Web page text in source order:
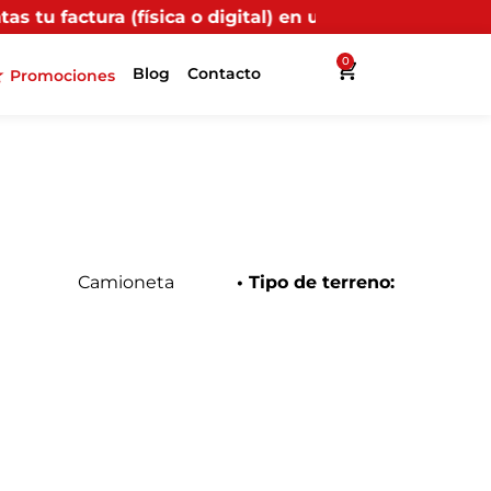
o digital) en uno de nuestros puntos propios,
Promociones Blog Contacto
0
Camioneta • Tipo de terreno: